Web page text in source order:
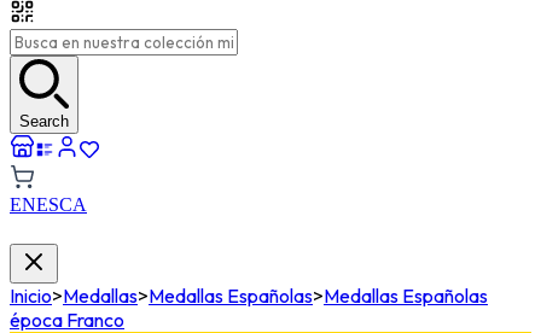
Search
ENESCA
Inicio>Medallas>Medallas Españolas>Medallas Españolas
época Franco